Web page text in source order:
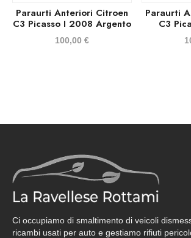
Paraurti Anteriori Citroen
C3 Picasso I 2008 Argento
100,00 €
Paraurti
C3
Ci occupiamo di smaltimento di veicoli
ricambi usati per auto e gestiamo rifiuti